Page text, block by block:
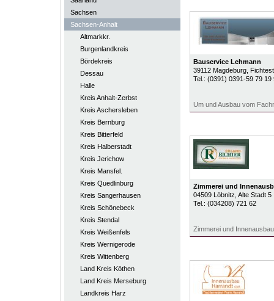
Sachsen
Sachsen-Anhalt
Altmarkkr.
Burgenlandkreis
Bördekreis
Dessau
Halle
Kreis Anhalt-Zerbst
Kreis Aschersleben
Kreis Bernburg
Kreis Bitterfeld
Kreis Halberstadt
Kreis Jerichow
Kreis Mansfel.
Kreis Quedlinburg
Kreis Sangerhausen
Kreis Schönebeck
Kreis Stendal
Kreis Weißenfels
Kreis Wernigerode
Kreis Wittenberg
Land Kreis Köthen
Land Kreis Merseburg
Landkreis Harz
Bauservice Lehmann
39112 Magdeburg,
Tel.: (0391) 0391-59 79 19
Um und Ausbau vom
Zimmerei und
04509 Löbnitz , Alte Stadt 5
Tel.: (034208) 721 62
Zimmerei und Innenausbau